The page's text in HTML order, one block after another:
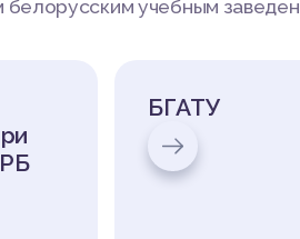
учебным
БГАТУ